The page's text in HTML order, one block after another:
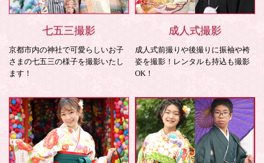
七五三撮影
京都市内の神社で可愛らしいお子
さまの七五三の様子を撮影いたし
ます！
成人式撮影
成人式前撮りや後撮りに振袖や袴
姿を撮影！レンタルも持込も撮影
OK！